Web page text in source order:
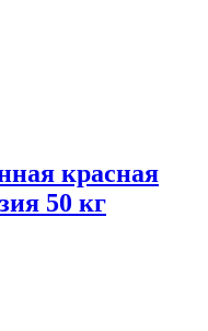
красная
50 кг